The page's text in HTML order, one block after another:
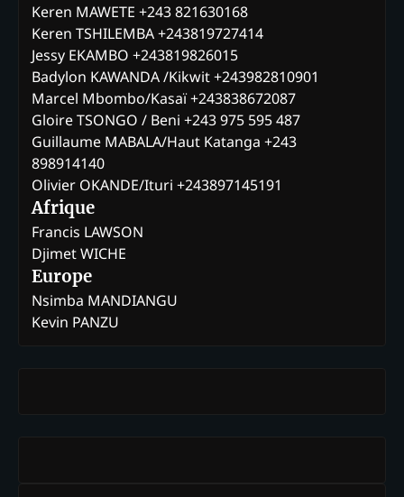
Keren MAWETE +243 821630168
Keren TSHILEMBA +243819727414
Jessy EKAMBO +243819826015
Badylon KAWANDA /Kikwit +243982810901
Marcel Mbombo/Kasaï +243838672087
Gloire TSONGO / Beni +243 975 595 487
Guillaume MABALA/Haut Katanga +243
898914140
Olivier OKANDE/Ituri +243897145191
Afrique
Francis LAWSON
Djimet WICHE
Europe
Nsimba MANDIANGU
Kevin PANZU